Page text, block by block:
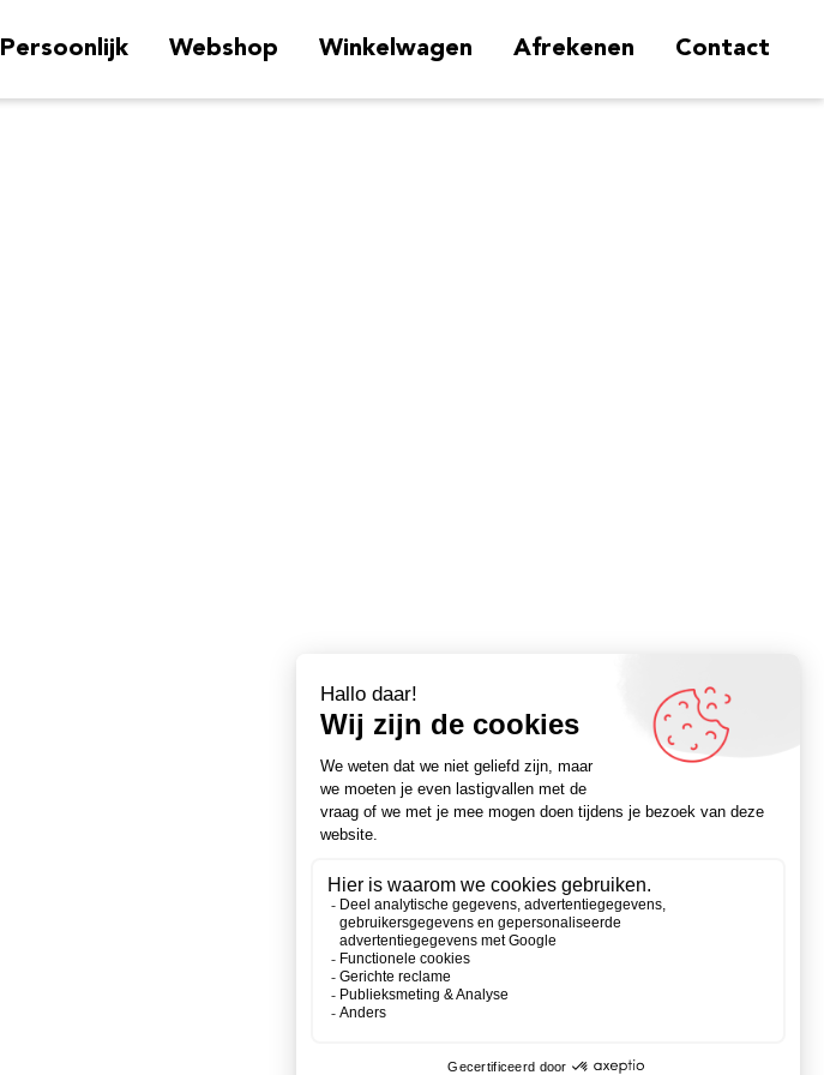
Persoonlijk Webshop Winkelwagen Afrekenen Contact